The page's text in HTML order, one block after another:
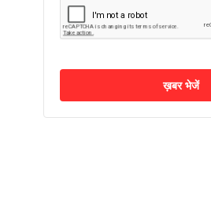
ख़बर भेजें